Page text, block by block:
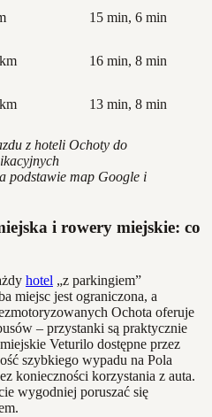
15 min, 6 min
16 min, 8 min
13 min, 8 min
z hoteli Ochoty do
podstawie map Google i
i rowery miejskie: co
hotel „z parkingiem”
miejsc jest ograniczona, a
Ochota oferuje
– przystanki są praktycznie
Veturilo dostępne przez
szybkiego wypadu na Pola
konieczności korzystania z auta.
wygodniej poruszać się